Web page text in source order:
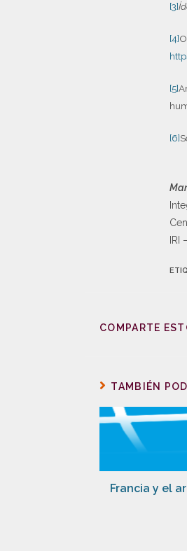
[3]
[4]
[5]
[6]
IRI
COMPARTE
TAMBIÉN
Francia y el